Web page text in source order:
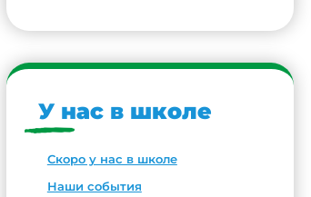
У нас в школе
Скоро у нас в школе
Наши события